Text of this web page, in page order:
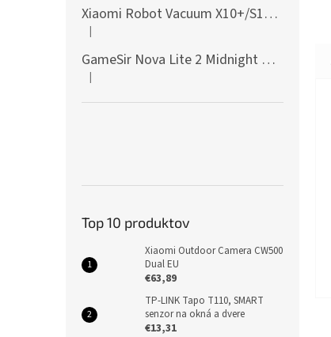
Xiaomi Robot Vacuum X10+/S10+/X10/X20+ Side Brush
Hodnotenie produktu je 5 z 5 hviezdičiek.
|
GameSir Nova Lite 2 Midnight Gray
Hodnotenie produktu je 5 z 5 hviezdičiek.
|
Top 10 produktov
Xiaomi Outdoor Camera CW500
Dual EU
€63,89
TP-LINK Tapo T110, SMART
senzor na okná a dvere
€13,31